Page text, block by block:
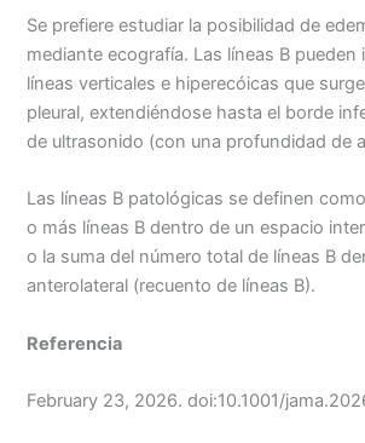
Se prefiere estudiar la posibilidad de
mediante ecografía. Las líneas B
líneas verticales e hiperecóicas que
pleural, extendiéndose hasta el borde
de ultrasonido (con una profundidad de
Las líneas B patológicas se definen
o más líneas B dentro de un espacio
o la suma del número total de líneas B
anterolateral (recuento de líneas B).
Referencia
February 23, 2026. doi:10.1001/